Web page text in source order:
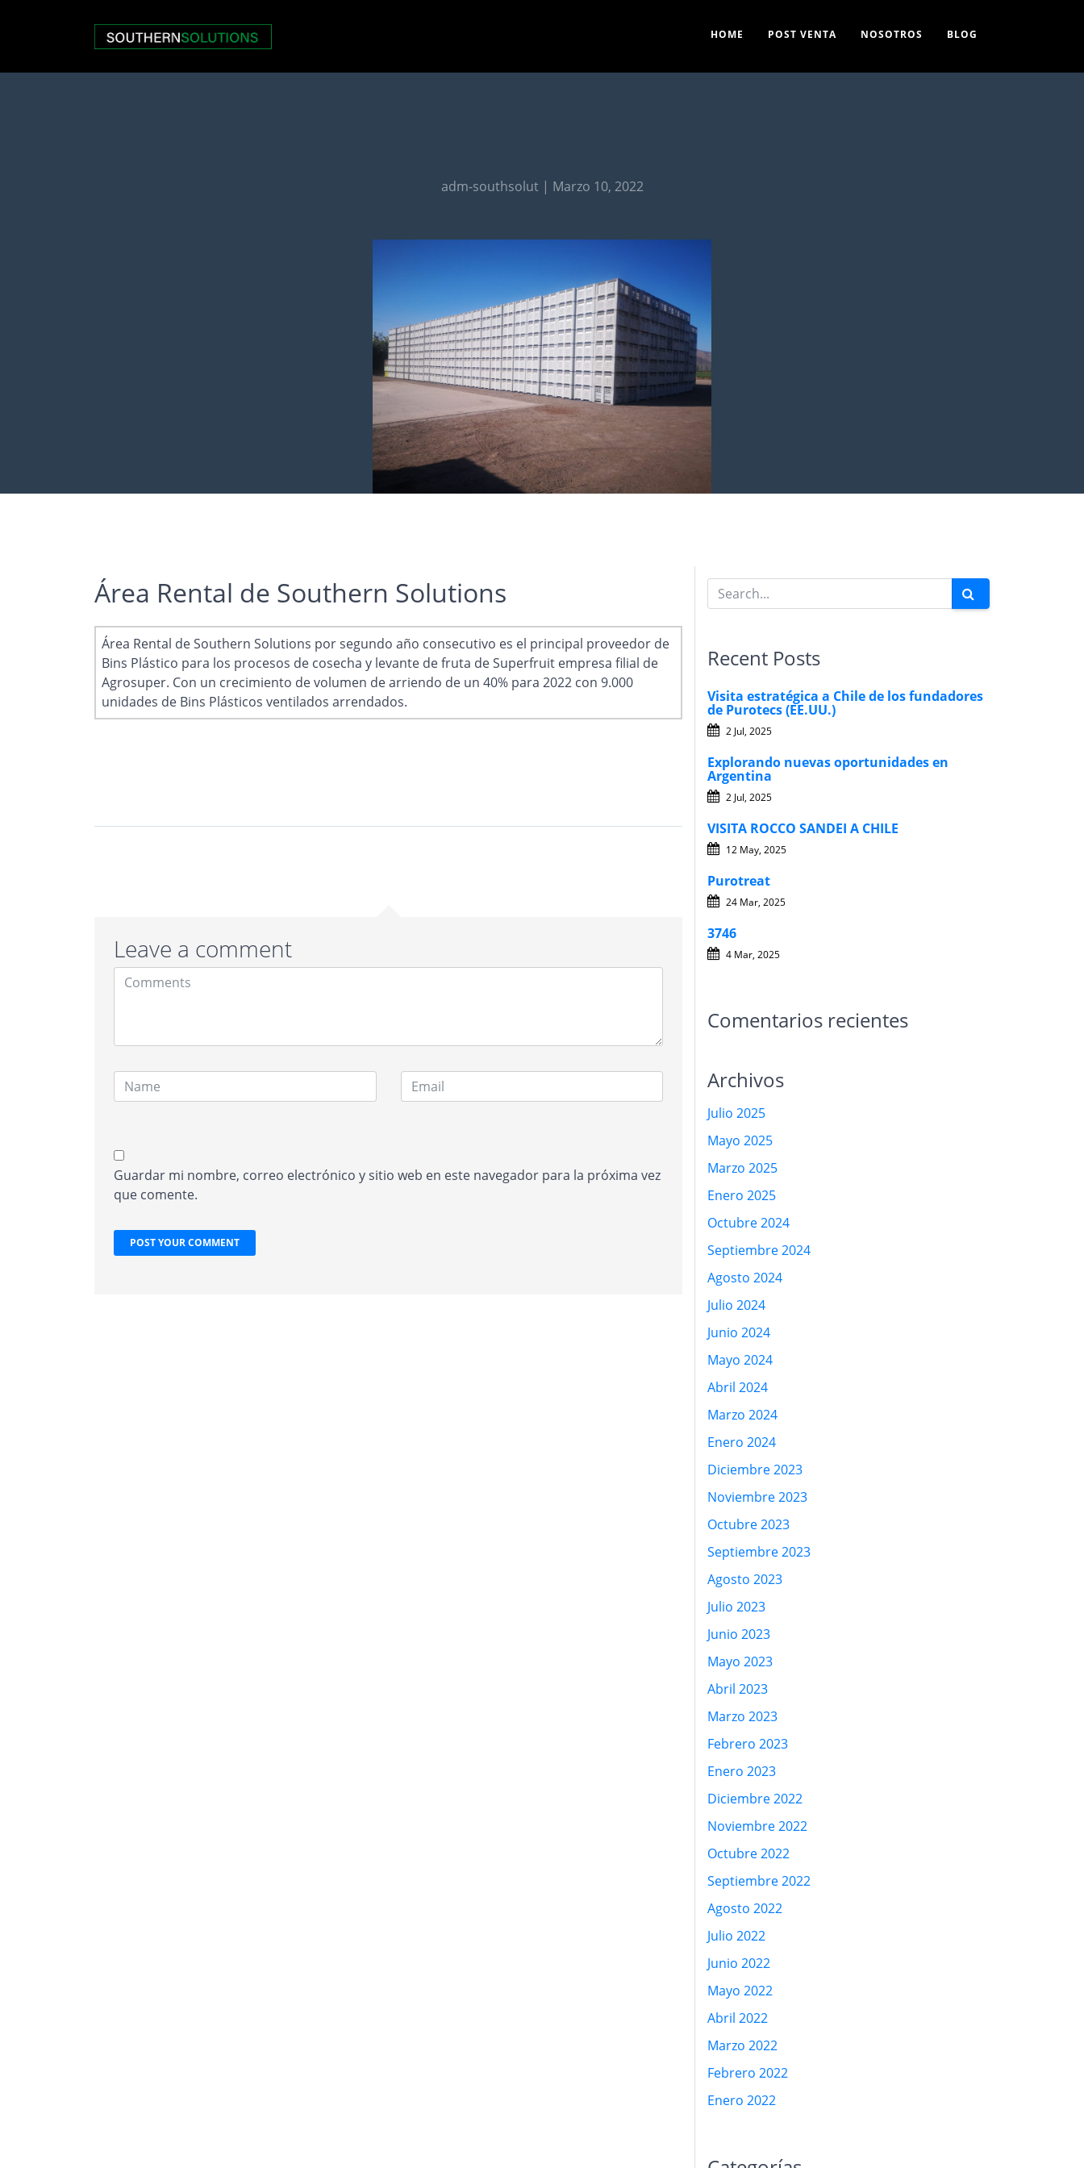
HOME POST VENTA NOSOTROS BLOG
adm-southsolut | Marzo 10, 2022
Área Rental de Southern Solutions
Área Rental de Southern Solutions por segundo año consecutivo es el principal proveedor de
Bins Plástico para los procesos de cosecha y levante de fruta de Superfruit empresa filial de
Agrosuper. Con un crecimiento de volumen de arriendo de un 40% para 2022 con 9.000
unidades de Bins Plásticos ventilados arrendados.
Leave a comment
Guardar mi nombre, correo electrónico y sitio web en este navegador para la próxima vez
que comente.
Recent Posts
Visita estratégica a Chile de los fundadores
de Purotecs (EE.UU.)
2 Jul, 2025
Explorando nuevas oportunidades en
Argentina
2 Jul, 2025
VISITA ROCCO SANDEI A CHILE
12 May, 2025
Purotreat
24 Mar, 2025
3746
4 Mar, 2025
Comentarios recientes
Archivos
Julio 2025
Mayo 2025
Marzo 2025
Enero 2025
Octubre 2024
Septiembre 2024
Agosto 2024
Julio 2024
Junio 2024
Mayo 2024
Abril 2024
Marzo 2024
Enero 2024
Diciembre 2023
Noviembre 2023
Octubre 2023
Septiembre 2023
Agosto 2023
Julio 2023
Junio 2023
Mayo 2023
Abril 2023
Marzo 2023
Febrero 2023
Enero 2023
Diciembre 2022
Noviembre 2022
Octubre 2022
Septiembre 2022
Agosto 2022
Julio 2022
Junio 2022
Mayo 2022
Abril 2022
Marzo 2022
Febrero 2022
Enero 2022